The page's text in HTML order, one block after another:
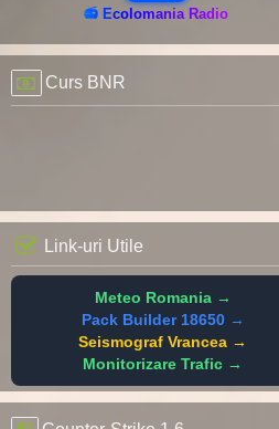
📻 Ecolomania Radio
Curs BNR
Link-uri Utile
Meteo Romania →
Pack Builder 18650 →
Seismograf Vrancea →
Monitorizare Trafic →